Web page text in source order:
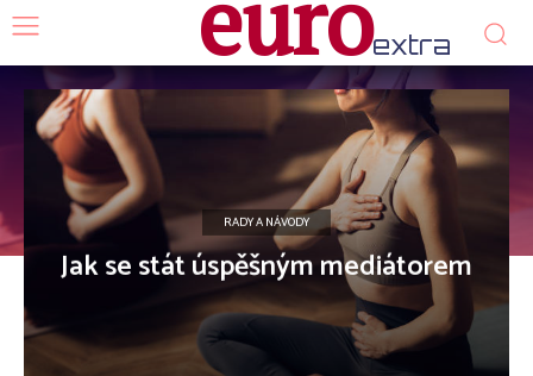
extra
RADY A NÁVODY
Jak se stát úspěšným mediátorem